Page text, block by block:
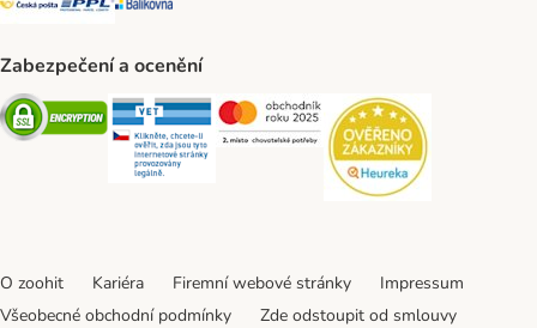
Zabezpečení a ocenění
Security Security Security
O zoohit Kariéra Firemní webové stránky
Impressum
Všeobecné obchodní podmínky
Zde odstoupit od smlouvy